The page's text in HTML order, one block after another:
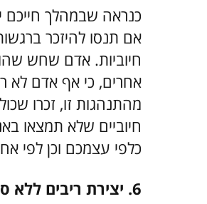
כנראה שבמהלך חייכם
אם תנסו להיזכר
חיוביות. אדם שחש
אחרים, כי אף אדם לא
מהתנהגות זו, זכרו
חיוביים שלא תמצאו
כלפי עצמכם וכן לפי
6. יצירת ריבים ללא סיבה